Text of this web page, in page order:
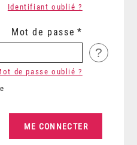
Identifiant oublié ?
Mot de passe
?
de passe oublié ?